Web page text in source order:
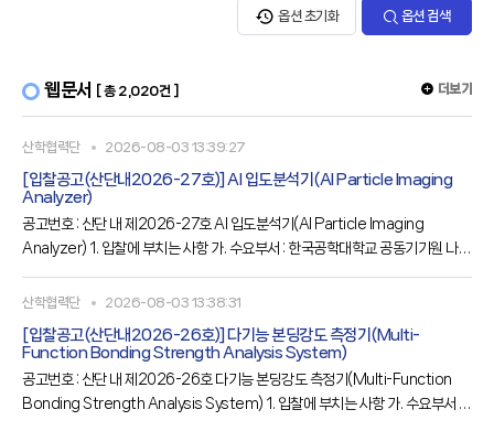
옵션 초기화 옵션 검색
웹문서 [ 총 2,020건 ] 더보기
산학협력단 2026-08-03 13:39:27
[입찰공고(산단내2026-27호)] Al 입도분석기(Al Particle Imaging
Analyzer)
공고번호 : 산단 내 제2026-27호 Al 입도분석기(Al Particle Imaging
Analyzer) 1. 입찰에 부치는 사항 가. 수요부서 : 한국공학대학교 공동기기원 나.
120일 이내 라. 기초금액 : 금 180,00,000원(금일억팔천만원, VAT포함) 마. 입
2026.08.03.(월) ~ 08.12.(수) 바. 전자입찰
산학협력단 2026-08-03 13:38:31
[입찰공고(산단내2026-26호)] 다기능 본딩강도 측정기(Multi-
Function Bonding Strength Analysis System)
공고번호 : 산단 내 제2026-26호 다기능 본딩강도 측정기(Multi-Function
Bonding Strength Analysis System) 1. 입찰에 부치는 사항 가. 수요부서 :